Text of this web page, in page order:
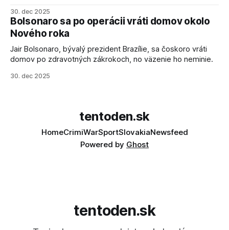
schopnosti. Informovali o tom štátne médiá KĽDR, na ktoré
sa odvoláva agentúra AFP.
30. dec 2025
Bolsonaro sa po operácii vráti domov okolo
Nového roka
Jair Bolsonaro, bývalý prezident Brazílie, sa čoskoro vráti
domov po zdravotných zákrokoch, no väzenie ho neminie.
30. dec 2025
tentoden.sk
HomeCrimiWarSportSlovakiaNewsfeed
Powered by Ghost
tentoden.sk